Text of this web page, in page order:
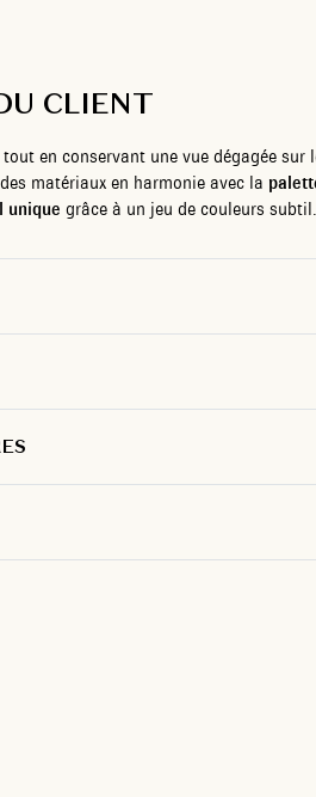
CLIENT
tout en conservant une vue dégagée sur
matériaux en harmonie avec la
unique grâce à un jeu de couleurs subtil.